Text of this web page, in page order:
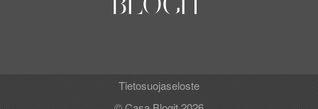
Tietosuojaseloste